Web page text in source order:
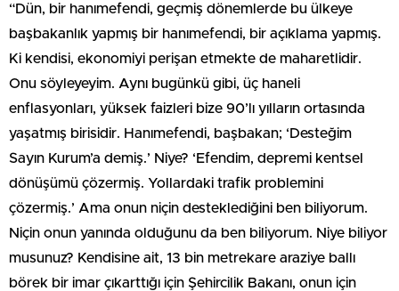
“Dün, bir hanımefendi, geçmiş dönemlerde bu ülkeye
başbakanlık yapmış bir hanımefendi, bir açıklama yapmış.
Ki kendisi, ekonomiyi perişan etmekte de maharetlidir.
Onu söyleyeyim. Aynı bugünkü gibi, üç haneli
enflasyonları, yüksek faizleri bize 90’lı yılların ortasında
yaşatmış birisidir. Hanımefendi, başbakan; ‘Desteğim
Sayın Kurum’a demiş.’ Niye? ‘Efendim, depremi kentsel
dönüşümü çözermiş. Yollardaki trafik problemini
çözermiş.’ Ama onun niçin desteklediğini ben biliyorum.
Niçin onun yanında olduğunu da ben biliyorum. Niye biliyor
musunuz? Kendisine ait, 13 bin metrekare araziye ballı
börek bir imar çıkarttığı için Şehircilik Bakanı, onun için